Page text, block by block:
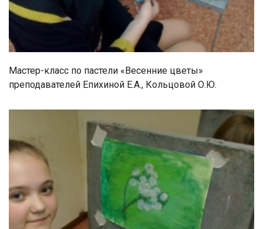
Мастер-класс по пастели «Весенние цветы»
преподавателей Епихиной Е.А., Кольцовой О.Ю.